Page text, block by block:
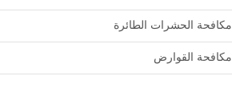
مكافحة الحشرات الطائرة
مكافحة القوارض